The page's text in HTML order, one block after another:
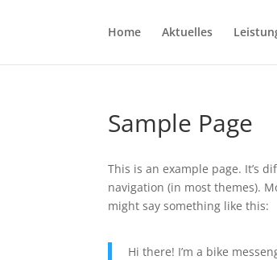
Home Aktuelles
Sample Page
This is an example page. It’s
navigation (in most themes).
might say something like this:
Hi there! I’m a bike